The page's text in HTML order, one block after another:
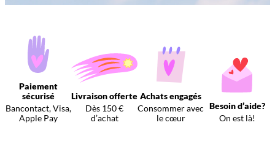
Paiement
sécurisé
Bancontact, Visa,
Apple Pay
Livraison offerte
Dès 150 €
d’achat
Achats engagés
Consommer avec
le cœur
Besoin d’aide?
On est là!